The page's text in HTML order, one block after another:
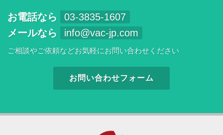
お電話なら
03-3835-1607
メールなら
info@vac-jp.com
ご相談やご依頼などお気軽にお問い合わせください
お問い合わせフォーム